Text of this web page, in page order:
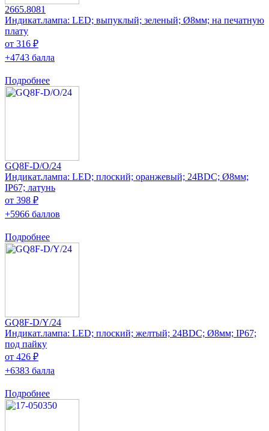
2665.8081
Индикат.лампа: LED; выпуклый; зеленый; Ø8мм; на печатную
плату
от 316 ₽
+4743 балла
Подробнее
GQ8F-D/O/24
Индикат.лампа: LED; плоский; оранжевый; 24ВDC; Ø8мм;
IP67; латунь
от 398 ₽
+5966 баллов
Подробнее
GQ8F-D/Y/24
Индикат.лампа: LED; плоский; желтый; 24ВDC; Ø8мм; IP67;
под пайку
от 426 ₽
+6383 балла
Подробнее